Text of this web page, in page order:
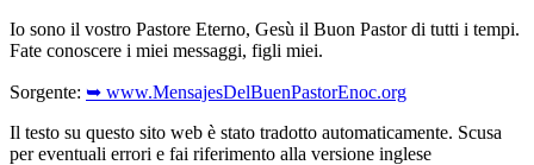
Io sono il vostro Pastore Eterno, Gesù il Buon Pastor di tutti i tempi.
Fate conoscere i miei messaggi, figli miei.
Sorgente: ➥ www.MensajesDelBuenPastorEnoc.org
Il testo su questo sito web è stato tradotto automaticamente. Scusa
per eventuali errori e fai riferimento alla versione inglese